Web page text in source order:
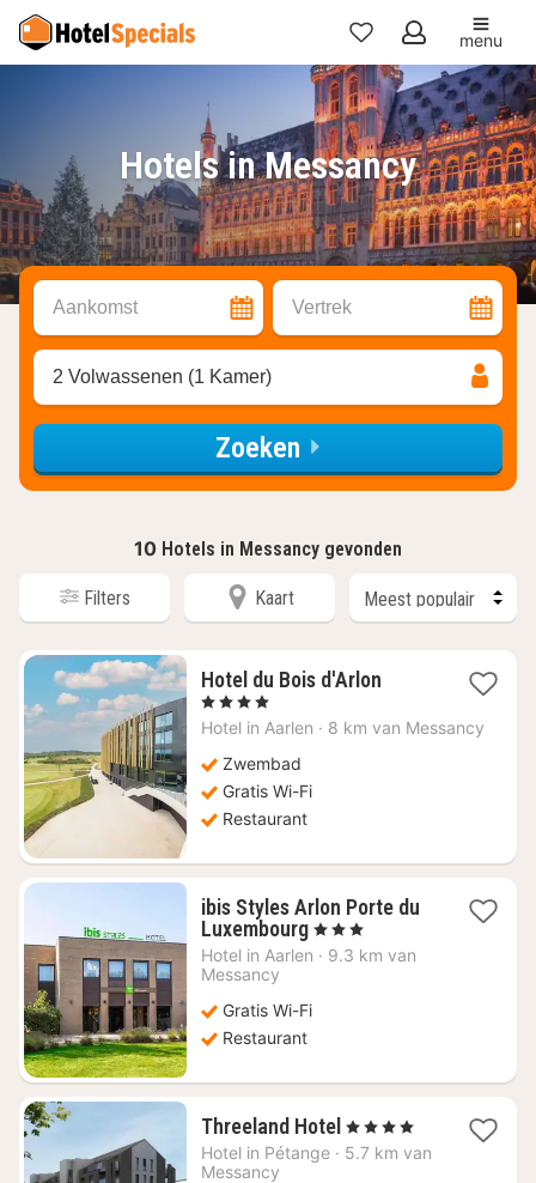
Mijn
favorieten
menu
Hotels in Messancy
Aankomst Vertrek
2 Volwassenen (1 Kamer)
Zoeken
10 Hotels in Messancy gevonden
Filters Kaart
Hotel du Bois d'Arlon1
vanaf
, 4 Sterren
Hotel in Aarlen · 8 km van Messancy
Zwembad
Gratis Wi-Fi
Restaurant
ibis Styles Arlon Porte du
Luxembourg1
nacht
100,52
, 3 Sterren
Hotel in Aarlen · 9.3 km van
Messancy
Gratis Wi-Fi
Restaurant
Threeland Hotel 1
nacht
, 4 Sterren
Hotel in Pétange · 5.7 km van
Messancy